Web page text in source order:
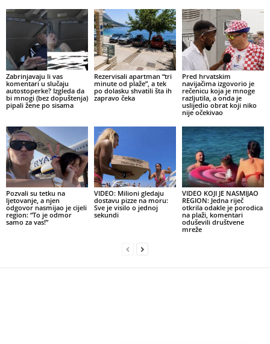
Zabrinjavaju li vas
komentari u slučaju
autostoperke? Izgleda da
bi mnogi (bez dopuštenja)
pipali žene po sisama
Rezervisali apartman “tri
minute od plaže”, a tek
po dolasku shvatili šta ih
zapravo čeka
Pred hrvatskim
navijačima izgovorio je
rečenicu koja je mnoge
razljutila, a onda je
uslijedio obrat koji niko
nije očekivao
Pozvali su tetku na
ljetovanje, a njen
odgovor nasmijao je cijeli
region: “To je odmor
samo za vas!”
VIDEO: Milioni gledaju
dostavu pizze na moru:
Sve je visilo o jednoj
sekundi
VIDEO KOJI JE NASMIJAO
REGION: Jedna riječ
otkrila odakle je porodica
na plaži, komentari
oduševili društvene
mreže